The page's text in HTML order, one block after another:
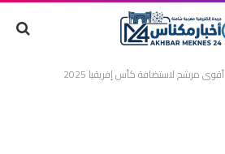
مرشح لاستضافة كأس إفريقيا 2025